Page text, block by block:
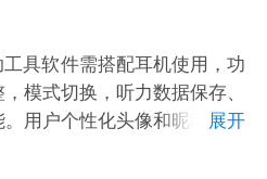
具软件需搭配耳机使用，功
模式切换，听力数据保存、
用户个性化头像和昵称的设
展开